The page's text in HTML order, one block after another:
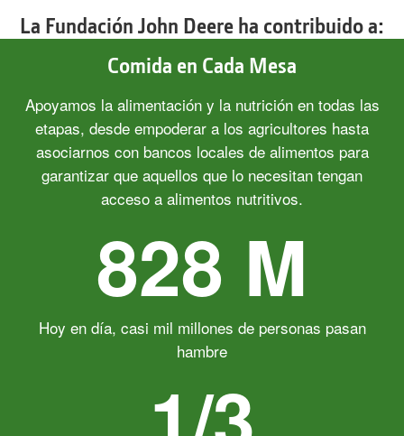
La Fundación John Deere ha contribuido a:
Comida en Cada Mesa
Apoyamos la alimentación y la nutrición en todas las
etapas, desde empoderar a los agricultores hasta
asociarnos con bancos locales de alimentos para
garantizar que aquellos que lo necesitan tengan
acceso a alimentos nutritivos.
828 M
Hoy en día, casi mil millones de personas pasan
hambre